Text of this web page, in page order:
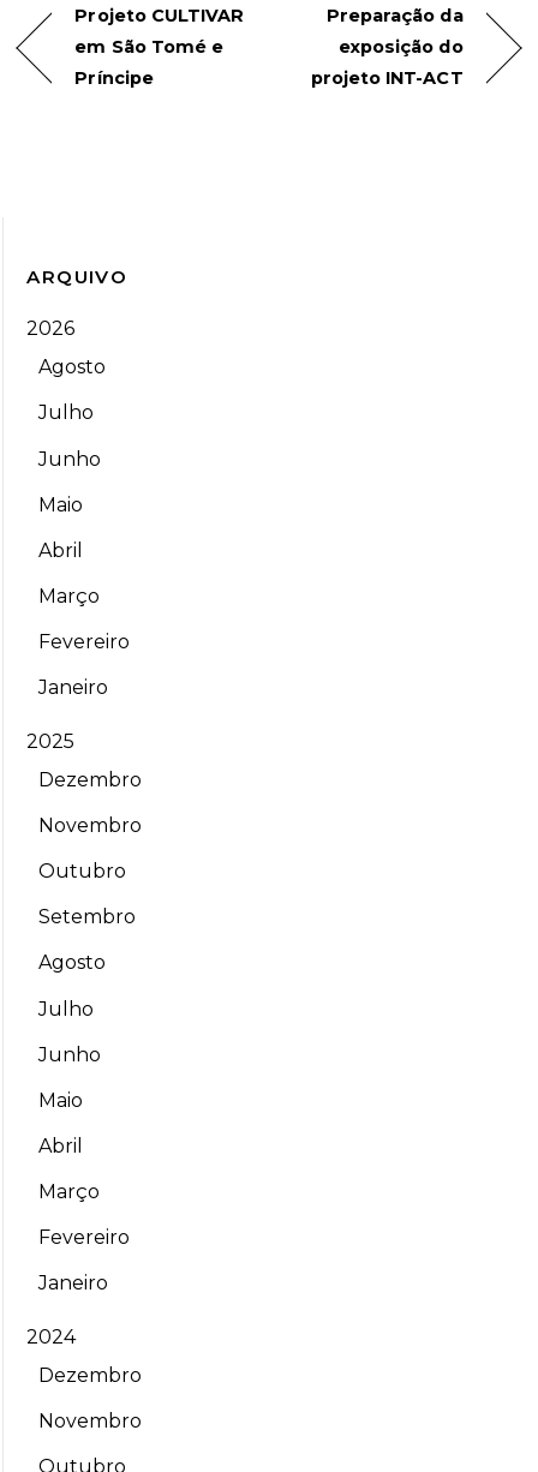
Projeto CULTIVAR
em São Tomé e
Príncipe
Preparação da
exposição do
projeto INT-ACT
ARQUIVO
2026
Agosto
Julho
Junho
Maio
Abril
Março
Fevereiro
Janeiro
2025
Dezembro
Novembro
Outubro
Setembro
Agosto
Julho
Junho
Maio
Abril
Março
Fevereiro
Janeiro
2024
Dezembro
Novembro
Outubro